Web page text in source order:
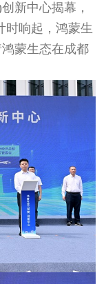
新中心揭幕，
时响起，鸿蒙生
蒙生态在成都